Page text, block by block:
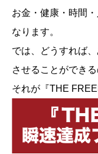
お金・健康・時間
なります。
では、どうすれば
させることができる
それが『THE